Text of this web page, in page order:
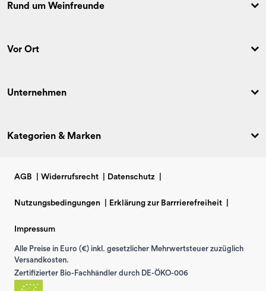
Rund um Weinfreunde
Vor Ort
Unternehmen
Kategorien & Marken
AGB Widerrufsrecht Datenschutz
Nutzungsbedingungen Erklärung zur Barrrierefreiheit
Impressum
Alle Preise in Euro (€) inkl. gesetzlicher Mehrwertsteuer zuzüglich
Versandkosten.
Zertifizierter Bio-Fachhändler durch DE-ÖKO-006